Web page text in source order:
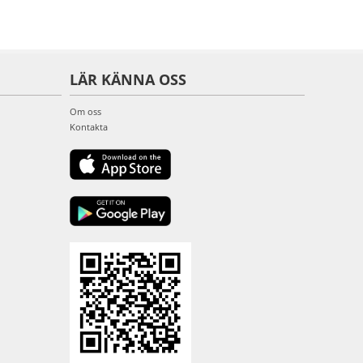
LÄR KÄNNA OSS
Om oss
Kontakta